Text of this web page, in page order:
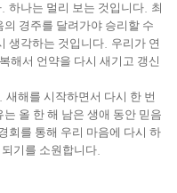
하나는 멀리 보는 것입니다 최
경주를 달려가야 승리할 수
생각하는 것입니다 우리가 연
해서 언약을 다시 새기고 갱신
새해를 시작하면서 다시 한 번
올 한 해 남은 생애 동안 믿음
회를 통해 우리 마음에 다시 하
기를 소원합니다